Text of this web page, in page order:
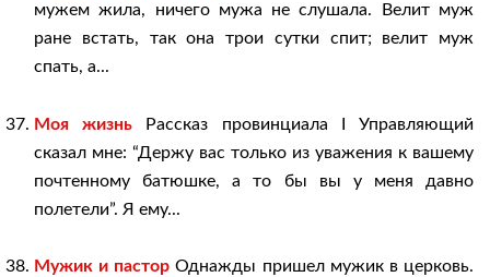
мужем жила, ничего мужа не слушала. Велит муж
ране встать, так она трои сутки спит; велит муж
спать, а...
Моя жизнь Рассказ провинциала I Управляющий
сказал мне: “Держу вас только из уважения к вашему
почтенному батюшке, а то бы вы у меня давно
полетели”. Я ему...
Мужик и пастор Однажды пришел мужик в церковь.